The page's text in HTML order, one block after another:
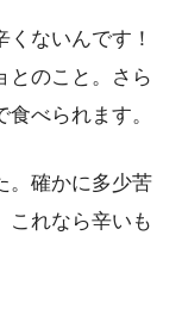
ないんです！
とのこと。さら
べられます。
。確かに多少苦
これなら辛いも